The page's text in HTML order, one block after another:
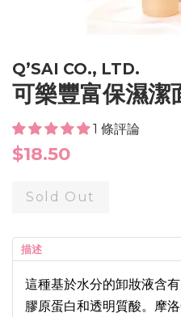
Q’SAI CO., LTD.
可樂豐富保濕潔
1 條評論
Regular
$18.50
Sold Out
描述
這種基於水分的卸妝液含
膠原蛋白和透明質酸。摩